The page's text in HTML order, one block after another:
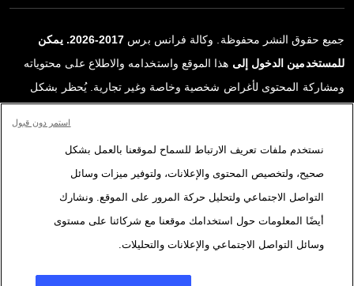
جميع حقوق النشر محفوظة. وكالة فرانس برس
2017-2026. يمكن
للمستخدمين الدخول إلى هذا الموقع واستخدامه والاطلاع على محتوياته
ومشاركة المحتوى لأغراض شخصية وخاصة وغير تجارية. يُحظر بشكل
ترخيص محددة موقعة مع وكالة فرانس برس. المواد والروابط الواردة في
التقارير، والتي لم تنتجها وكالة فرانس برس، مستخدمة فقط وبالقدر
اللازم كعناصر إثبات لمحتوى هذه التقارير. لم تحصل فرانس برس على أي
حقوق من المؤلفين أو مالكي حقوق النشر لهذا المحتوى ولا تتحمّل أي
مسؤوليّة في هذا الصدد. وكالة فرانس برس وشعارها علامتان تجاريتان
نستخدم ملفات تعريف الارتباط للسماح لموقعنا بالعمل بشكل
صحيح، ولتخصيص المحتوى والإعلانات، ولتوفير ميزات وسائل
التواصل الاجتماعي ولتحليل حركة المرور على الموقع. ونشارك
أيضًا المعلومات حول استخدامك موقعنا مع شركائنا على مستوى
وسائل التواصل الاجتماعي والإعلانات والتحليلات.
استمر دون قبول